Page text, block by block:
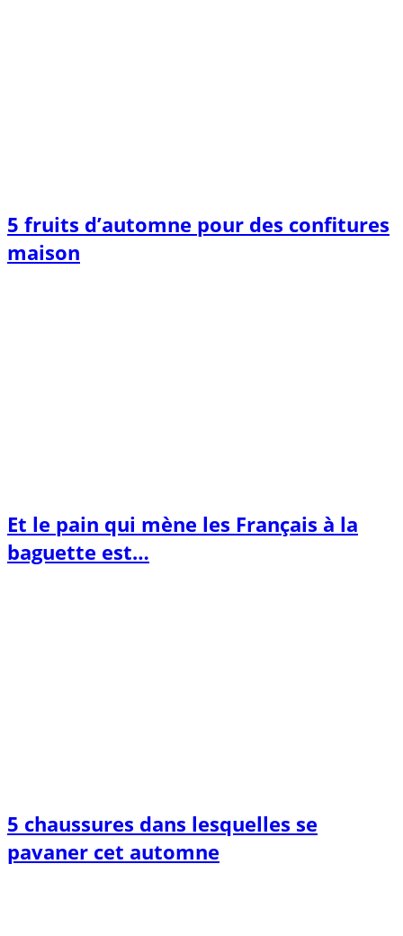
5 fruits d’automne pour des confitures
maison
Et le pain qui mène les Français à la
baguette est…
5 chaussures dans lesquelles se
pavaner cet automne